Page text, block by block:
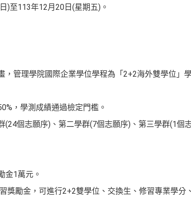
)至113年12月20日(星期五)。
，管理學院國際企業學位學程為「2+2海外雙學位」
，學測成績通過檢定門檻。
個志願序)、第二學群(7個志願序)、第三學群(1個
金1萬元。
獎勵金，可進行2+2雙學位、交換生、修習專業學分